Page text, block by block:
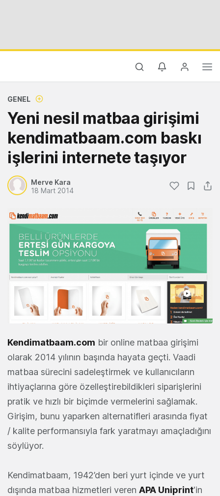
GENEL
Yeni nesil matbaa girişimi
kendimatbaam.com baskı
işlerini internete taşıyor
Merve Kara
18 Mart 2014
Kendimatbaam.com bir online matbaa girişimi
olarak 2014 yılının başında hayata geçti. Vaadi
matbaa sürecini sadeleştirmek ve kullanıcıların
ihtiyaçlarına göre özelleştirebildikleri siparişlerini
pratik ve hızlı bir biçimde vermelerini sağlamak.
Girişim, bunu yaparken alternatifleri arasında fiyat
/ kalite performansıyla fark yaratmayı amaçladığını
söylüyor.
Kendimatbaam, 1942’den beri yurt içinde ve yurt
dışında matbaa hizmetleri veren APA Uniprint'in